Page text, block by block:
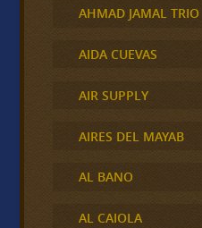
AHMAD JAMAL TRIO
AIDA CUEVAS
AIR SUPPLY
AIRES DEL MAYAB
AL BANO
AL CAIOLA